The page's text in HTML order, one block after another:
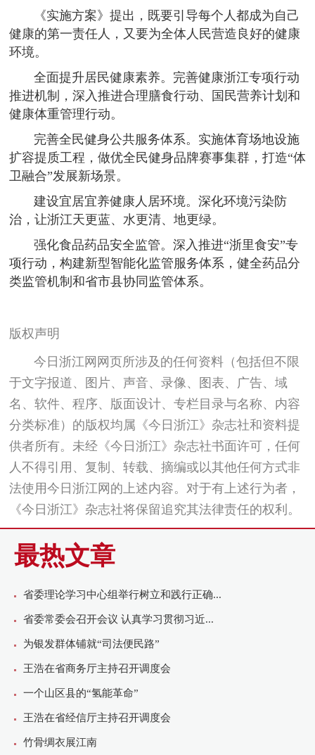
《实施方案》提出，既要引导每个人都成为自己
健康的第一责任人，又要为全体人民营造良好的健康
环境。
全面提升居民健康素养。完善健康浙江专项行动
推进机制，深入推进合理膳食行动、国民营养计划和
健康体重管理行动。
完善全民健身公共服务体系。实施体育场地设施
扩容提质工程，做优全民健身品牌赛事集群，打造“体
卫融合”发展新场景。
建设宜居宜养健康人居环境。深化环境污染防
治，让浙江天更蓝、水更清、地更绿。
强化食品药品安全监管。深入推进“浙里食安”专
项行动，构建新型智能化监管服务体系，健全药品分
类监管机制和省市县协同监管体系。
版权声明
今日浙江网网页所涉及的任何资料（包括但不限
于文字报道、图片、声音、录像、图表、广告、域
名、软件、程序、版面设计、专栏目录与名称、内容
分类标准）的版权均属《今日浙江》杂志社和资料提
供者所有。未经《今日浙江》杂志社书面许可，任何
人不得引用、复制、转载、摘编或以其他任何方式非
法使用今日浙江网的上述内容。对于有上述行为者，
《今日浙江》杂志社将保留追究其法律责任的权利。
最热文章